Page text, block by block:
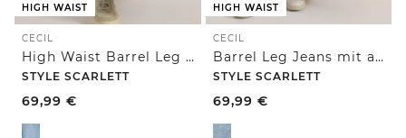
HIGH WAIST
CECIL
High Waist Barrel Leg Jeans im Loose Fit
STYLE SCARLETT
69,99 €
HIGH WAIST
CECIL
Barrel Leg Jeans mit aufgesetzten Taschen
STYLE SCARLETT
69,99 €